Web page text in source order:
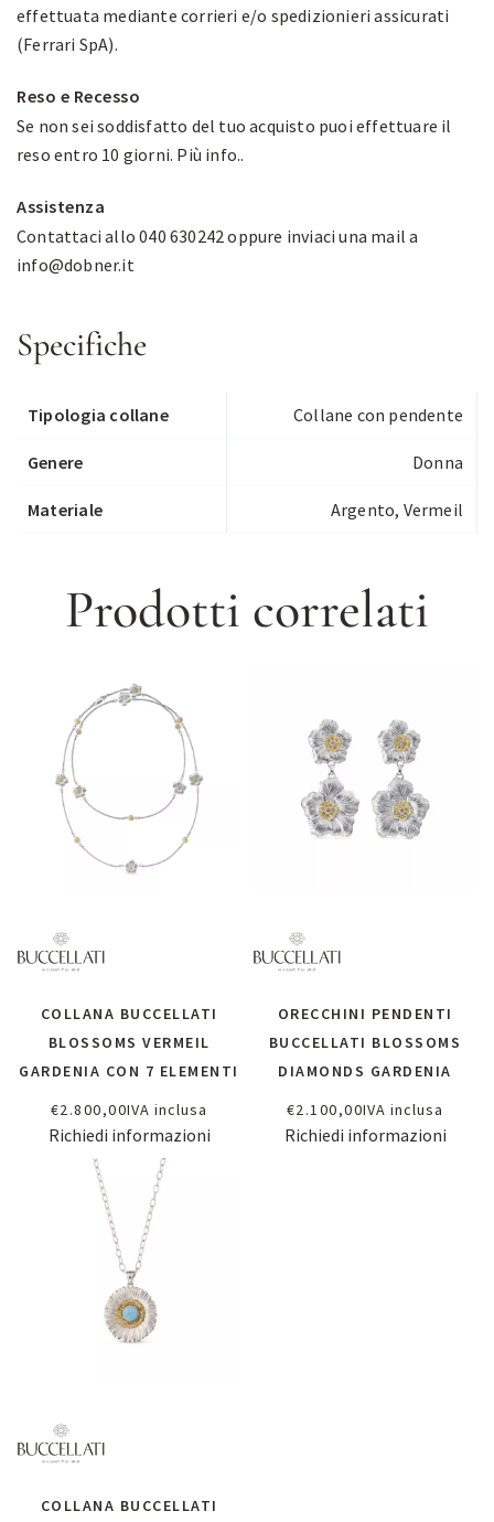
effettuata mediante corrieri e/o spedizionieri assicurati
(Ferrari SpA).
Reso e Recesso
Se non sei soddisfatto del tuo acquisto puoi effettuare il
reso entro 10 giorni. Più info..
Assistenza
Contattaci allo 040 630242 oppure inviaci una mail a
info@dobner.it
Specifiche
Tipologia collane Collane con pendente
Genere Donna
Materiale Argento, Vermeil
Prodotti correlati
COLLANA BUCCELLATI
BLOSSOMS VERMEIL
GARDENIA CON 7 ELEMENTI
€2.800,00IVA inclusa
Richiedi informazioni
ORECCHINI PENDENTI
BUCCELLATI BLOSSOMS
DIAMONDS GARDENIA
€2.100,00IVA inclusa
Richiedi informazioni
COLLANA BUCCELLATI